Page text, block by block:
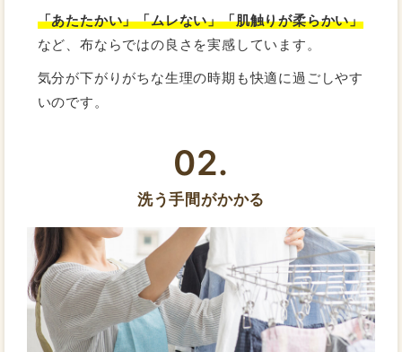
「あたたかい」「ムレない」「肌触りが柔らかい」
など、布ならではの良さを実感しています。
気分が下がりがちな生理の時期も快適に過ごしやす
いのです。
02.
洗う手間がかかる